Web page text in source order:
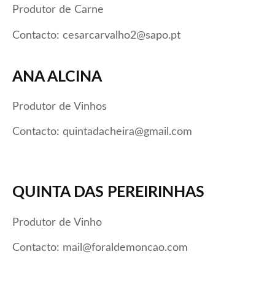
Produtor de Carne
Contacto: cesarcarvalho2@sapo.pt
ANA ALCINA
Produtor de Vinhos
Contacto: quintadacheira@gmail.com
QUINTA DAS PEREIRINHAS
Produtor de Vinho
Contacto: mail@foraldemoncao.com